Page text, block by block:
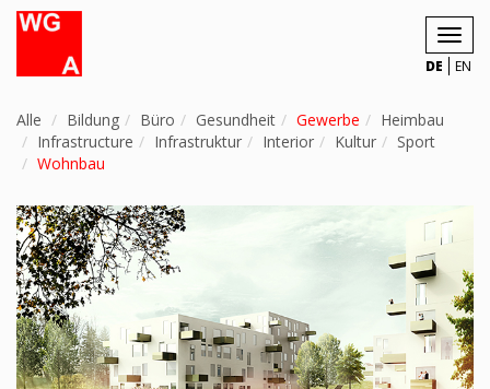
DE EN
Alle Bildung Büro Gesundheit Gewerbe
Heimbau
Infrastructure
Infrastruktur Interior Kultur
Sport
Wohnbau